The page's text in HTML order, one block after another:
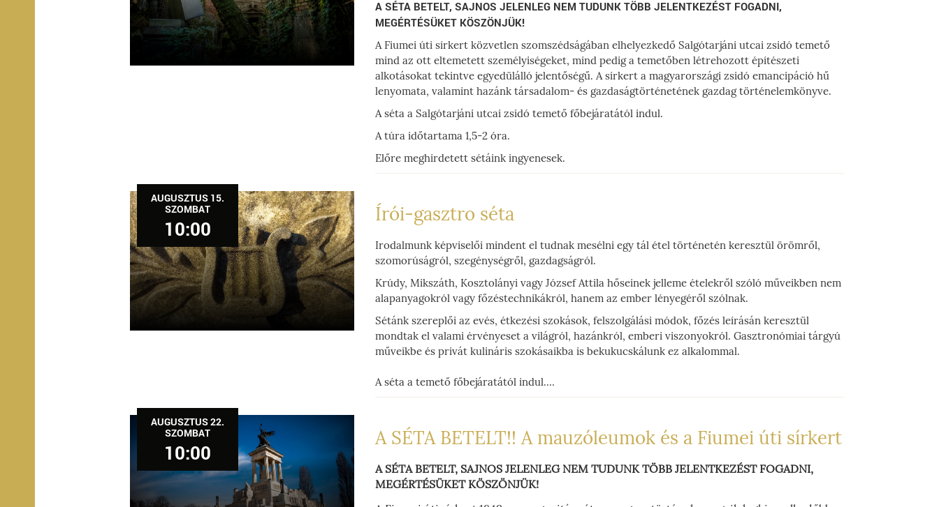
A SÉTA BETELT, SAJNOS JELENLEG NEM TUDUNK TÖBB JELENTKEZÉST FOGADNI,
MEGÉRTÉSÜKET KÖSZÖNJÜK!
A Fiumei úti sírkert közvetlen szomszédságában elhelyezkedő Salgótarjáni utcai zsidó temető
mind az ott eltemetett személyiségeket, mind pedig a temetőben létrehozott építészeti
alkotásokat tekintve egyedülálló jelentőségű. A sírkert a magyarországi zsidó emancipáció hű
lenyomata, valamint hazánk társadalom- és gazdaságtörténetének gazdag történelemkönyve.
A séta a Salgótarjáni utcai zsidó temető főbejáratától indul.
A túra időtartama 1,5-2 óra.
Előre meghirdetett sétáink ingyenesek.
AUGUSZTUS 15.
SZOMBAT
10:00
Írói-gasztro séta
Irodalmunk képviselői mindent el tudnak mesélni egy tál étel történetén keresztül örömről,
szomorúságról, szegénységről, gazdagságról.
Krúdy, Mikszáth, Kosztolányi vagy József Attila hőseinek jelleme ételekről szóló műveikben nem
alapanyagokról vagy főzéstechnikákról, hanem az ember lényegéről szólnak.
Sétánk szereplői az evés, étkezési szokások, felszolgálási módok, főzés leírásán keresztül
mondtak el valami érvényeset a világról, hazánkról, emberi viszonyokról. Gasztronómiai tárgyú
műveikbe és privát kulináris szokásaikba is bekukucskálunk ez alkalommal.
A séta a temető főbejáratától indul.
Időtartama: 1,5-2 óra.
AUGUSZTUS 22.
SZOMBAT
10:00
A SÉTA BETELT!! A mauzóleumok és a Fiumei úti sírkert
A SÉTA BETELT, SAJNOS JELENLEG NEM TUDUNK TÖBB JELENTKEZÉST FOGADNI,
MEGÉRTÉSÜKET KÖSZÖNJÜK!